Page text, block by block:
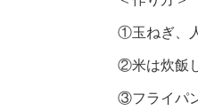
①玉ねぎ、
②米は炊飯
③フライパ